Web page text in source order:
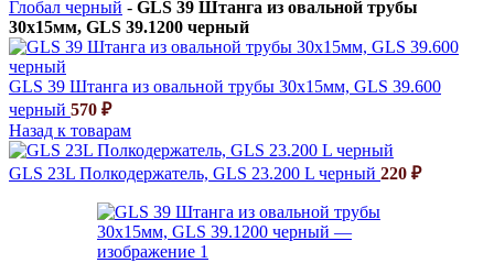
Глобал черный - GLS 39 Штанга из овальной трубы
30х15мм, GLS 39.1200 черный
GLS 39 Штанга из овальной трубы 30х15мм, GLS 39.600
черный 570 ₽
Назад к товарам
GLS 23L Полкодержатель, GLS 23.200 L черный 220 ₽